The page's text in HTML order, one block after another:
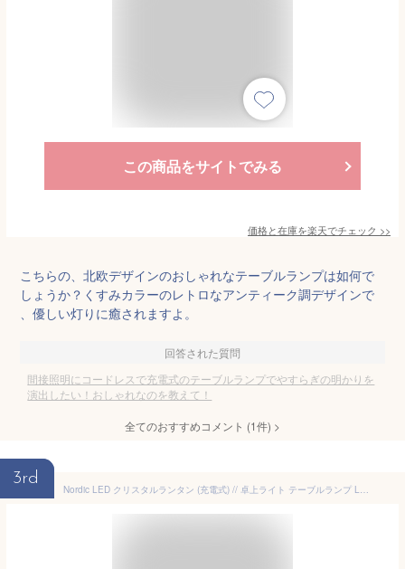
この商品をサイトでみる
価格と在庫を楽天でチェック >>
こちらの、北欧デザインのおしゃれなテーブルランプは如何で
しょうか？くすみカラーのレトロなアンティーク調デザインで
、優しい灯りに癒されますよ。
回答された質問
間接照明にコードレスで充電式のテーブルランプでやすらぎの明かりを
演出したい！おしゃれなのを教えて！
全てのおすすめコメント (1件) >
3rd
Nordic LED クリスタルランタン (充電式) // 卓上ライト テーブルランプ LED 照明 ランプ ベッドサイド リビング 寝室 ダイニング 間接照明 スタンド おしゃれ